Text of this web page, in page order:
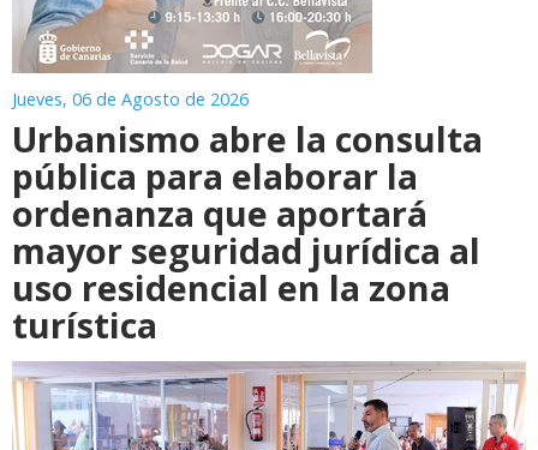
Jueves, 06 de Agosto de 2026
Urbanismo abre la consulta
pública para elaborar la
ordenanza que aportará
mayor seguridad jurídica al
uso residencial en la zona
turística